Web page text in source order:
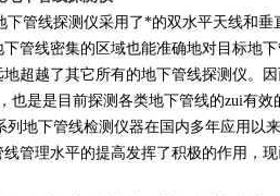
管线探测仪采用了*的双水平天线和垂
下管线密集的区域也能准确地对目标地
地超越了其它所有的地下管线探测仪。
也是是目前探测各类地下管线的zui有效
地下管线检测仪器在国内多年应用以
线管理水平的提高发挥了积极的作用，